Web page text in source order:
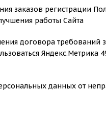
заказов регистрации
работы Сайта
договора требований
Яндекс.Метрика
данных от